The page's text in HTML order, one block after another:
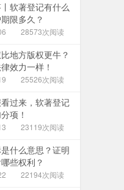
软著登记有什么
限多久？
28573次阅读
地方版权更牛？
效力一样！
25526次阅读
过来，软著登记
项！
23119次阅读
什么意思？证明
些权利？
22194次阅读